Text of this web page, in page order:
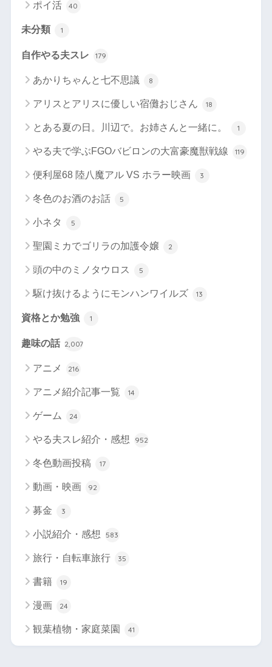
ポイ活 40
未分類 1
自作やる夫スレ 179
あかりちゃんと七不思議 8
アリスとアリスに優しい宿儺おじさん 18
とある夏の日。川辺で。お姉さんと一緒に。 1
やる夫で学ぶFGOバビロンの大富豪魔獣戦線 119
便利屋68 陸八魔アル VS ホラー映画 3
冬色のお酒のお話 5
小ネタ 5
聖園ミカでゴリラの加護令嬢 2
頭の中のミノタウロス 5
駆け抜けるようにモンハンワイルズ 13
資格とか勉強 1
趣味の話 2,007
アニメ 216
アニメ紹介記事一覧 14
ゲーム 24
やる夫スレ紹介・感想 952
冬色動画投稿 17
動画・映画 92
募金 3
小説紹介・感想 583
旅行・自転車旅行 35
書籍 19
漫画 24
観葉植物・家庭菜園 41